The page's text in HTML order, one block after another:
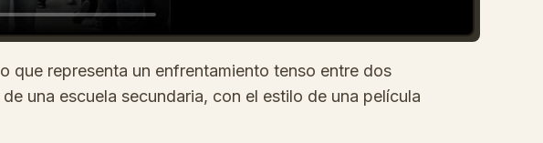
que representa un enfrentamiento tenso entre dos
una escuela secundaria, con el estilo de una película